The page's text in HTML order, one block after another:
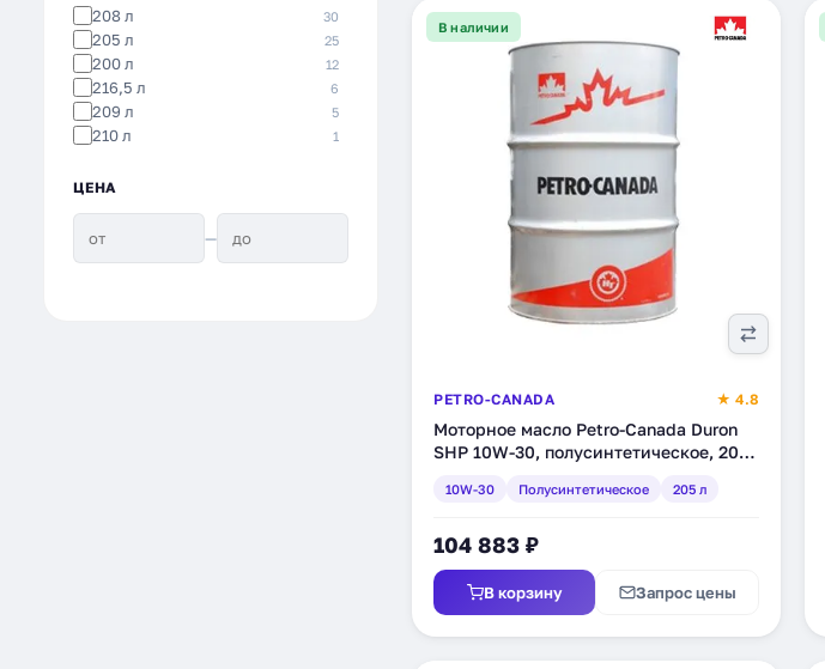
Eurol 1
208 л 30
205 л 25
200 л 12
216,5 л 6
209 л 5
210 л 1
ЦЕНА
—
В наличии
PETRO-CANADA ★ 4.8
Моторное масло Petro-Canada Duron
SHP 10W-30, полусинтетическое, 205
10W-30 Полусинтетическое 205 л
104 883 ₽
В корзину Запрос цены